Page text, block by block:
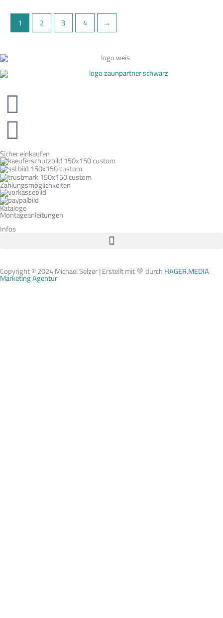
1 2 3 4 →
Sicher einkaufen
Zahlungsmöglichkeiten
Kataloge
Montageanleitungen
Infos
Copyright © 2024 Michael Selzer | Erstellt mit 💚 durchHAGER.MEDIA
Marketing Agentur